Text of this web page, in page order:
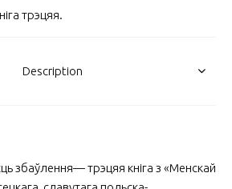
трэцяя.
Description
збаўлення— трэцяя кніга з «Менскай